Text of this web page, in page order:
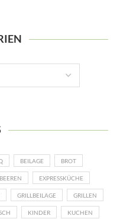
BEILAGE BROT
EXPRESSKÜCHE
GRILLBEILAGE GRILLEN
KINDER KUCHEN